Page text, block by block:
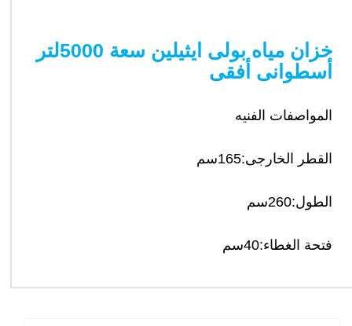
خزان مياه بولى ايثيلين سعة 5000لتر
أسطوانى أفقى
المواصفات الفنيه
القطر الخارجى:165سم
الطول:260سم
فتحة الغطاء:40سم